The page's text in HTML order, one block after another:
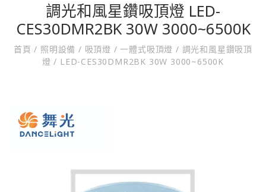
調光和風星鑽吸頂燈 LED-
CES30DMR2BK 30W 3000~6500K
首頁/ 照明設備 / 吸頂燈 / 一體式吸頂燈/ 調光和風星鑽吸頂
燈/ LED-CES30DMR2BK 30W 3000~6500K